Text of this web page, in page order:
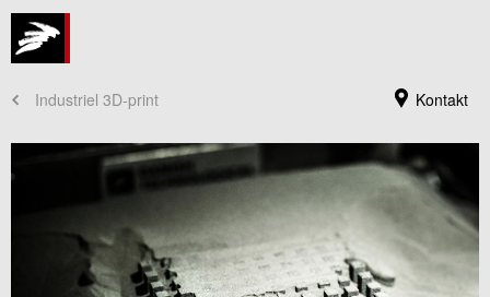
Kontakt
Industriel 3D-print